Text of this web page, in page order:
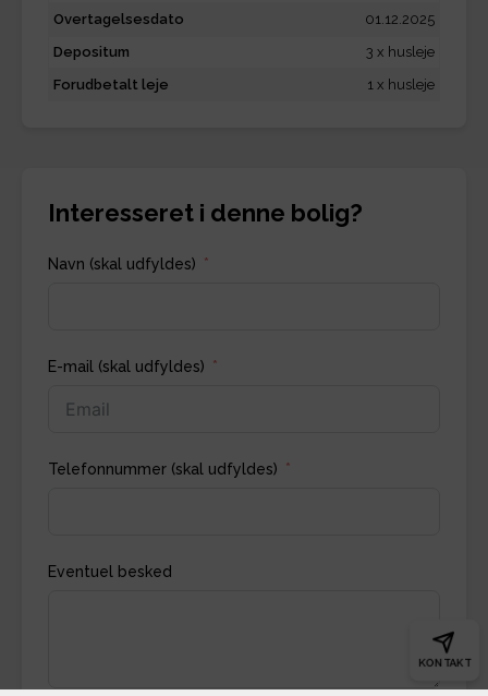
KONTAKT
Overtagelsesdato
01.12.2025
Depositum
3 x husleje
Forudbetalt leje
1 x husleje
Interesseret i denne bolig?
Navn (skal udfyldes)
E-mail (skal udfyldes)
Telefonnummer (skal udfyldes)
Eventuel besked